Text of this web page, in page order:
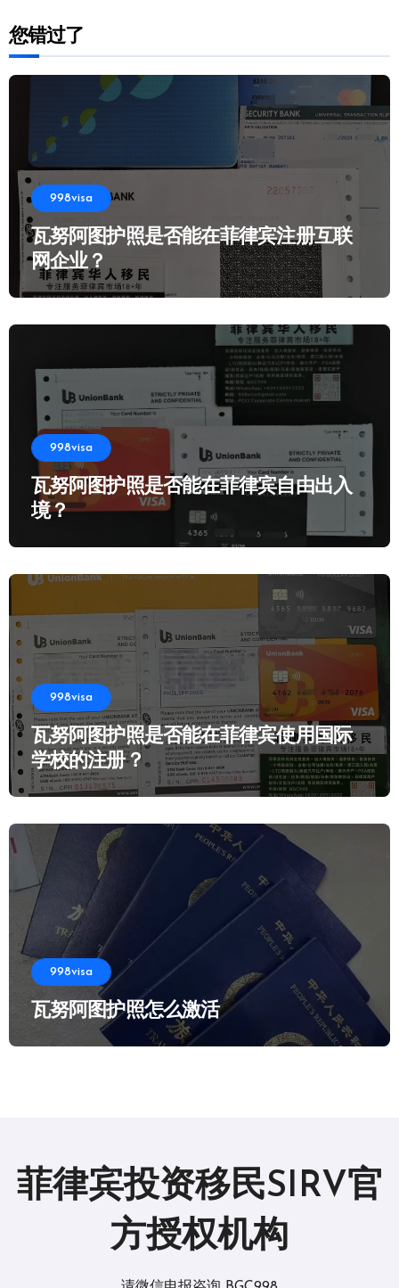
您错过了
998visa
瓦努阿图护照是否能在菲律宾注册互联
网企业？
998visa
瓦努阿图护照是否能在菲律宾自由出入
境？
998visa
瓦努阿图护照是否能在菲律宾使用国际
学校的注册？
998visa
瓦努阿图护照怎么激活
菲律宾投资移民SIRV官
方授权机构